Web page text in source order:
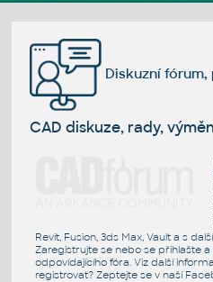
Diskuzní fórum,
CAD diskuze, rady,
Revit, Fusion, 3ds Max, Vault a s
Zaregistrujte se nebo se přihlašte
odpovídajícího fóra. Viz další
registrovat? Zeptejte se v naší